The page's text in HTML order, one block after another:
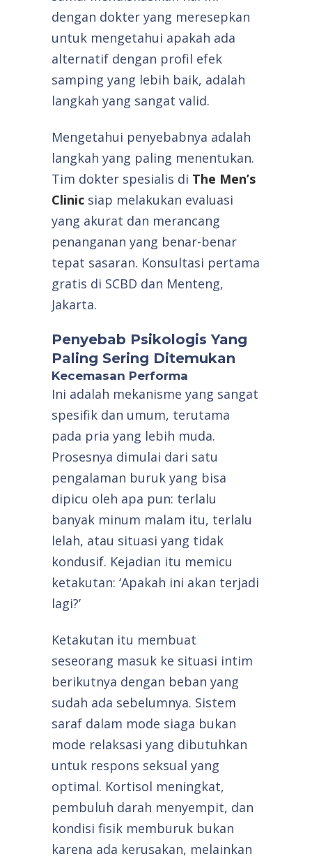
dengan dokter yang meresepkan
untuk mengetahui apakah ada
alternatif dengan profil efek
samping yang lebih baik, adalah
langkah yang sangat valid.
Mengetahui penyebabnya adalah
langkah yang paling menentukan.
Tim dokter spesialis di The Men’s
Clinic siap melakukan evaluasi
yang akurat dan merancang
penanganan yang benar-benar
tepat sasaran. Konsultasi pertama
gratis di SCBD dan Menteng,
Jakarta.
Penyebab Psikologis Yang
Paling Sering Ditemukan
Kecemasan Performa
Ini adalah mekanisme yang sangat
spesifik dan umum, terutama
pada pria yang lebih muda.
Prosesnya dimulai dari satu
pengalaman buruk yang bisa
dipicu oleh apa pun: terlalu
banyak minum malam itu, terlalu
lelah, atau situasi yang tidak
kondusif. Kejadian itu memicu
ketakutan: ‘Apakah ini akan terjadi
lagi?’
Ketakutan itu membuat
seseorang masuk ke situasi intim
berikutnya dengan beban yang
sudah ada sebelumnya. Sistem
saraf dalam mode siaga bukan
mode relaksasi yang dibutuhkan
untuk respons seksual yang
optimal. Kortisol meningkat,
pembuluh darah menyempit, dan
kondisi fisik memburuk bukan
karena ada kerusakan, melainkan